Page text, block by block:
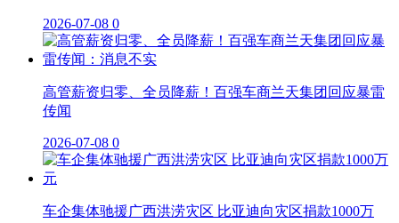
2026-07-08 0
高管薪资归零、全员降薪！百强车商兰天集团回应暴雷
传闻
2026-07-08 0
车企集体驰援广西洪涝灾区 比亚迪向灾区捐款1000万